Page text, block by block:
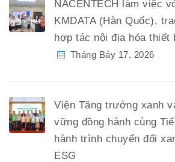
NACENTECH làm việc
KMDATA (Hàn Quốc),
hợp tác nội địa hóa thiết
Tháng Bảy 17, 2026
Viện Tăng trưởng xanh
vững đồng hành cùng
hành trình chuyển đổi
ESG